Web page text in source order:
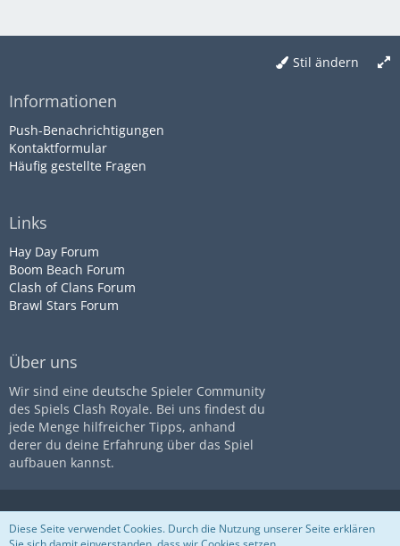
Stil ändern
Informationen
Push-Benachrichtigungen
Kontaktformular
Häufig gestellte Fragen
Links
Hay Day Forum
Boom Beach Forum
Clash of Clans Forum
Brawl Stars Forum
Über uns
Wir sind eine deutsche Spieler Community
des Spiels Clash Royale. Bei uns findest du
jede Menge hilfreicher Tipps, anhand
derer du deine Erfahrung über das Spiel
aufbauen kannst.
Diese Seite ist nicht mit dem
UnternehmenSupercellassoziiert
Impressum
Datenschutz
Nutzungsbestimmungen
Diese Seite verwendet Cookies. Durch die Nutzung unserer Seite erklären